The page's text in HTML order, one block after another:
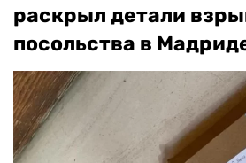
раскрыл детали
посольства в